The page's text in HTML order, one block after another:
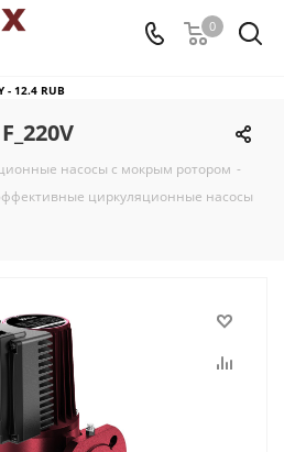
0
- 12.4 RUB
насосы с мокрым ротором -
циркуляционные насосы